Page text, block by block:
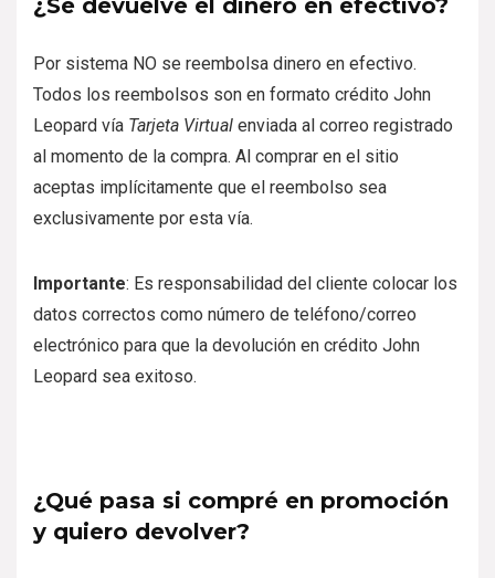
¿Se devuelve el dinero en efectivo?
Por sistema NO se reembolsa dinero en efectivo.
Todos los reembolsos son en formato crédito John
Leopard vía Tarjeta Virtual enviada al correo registrado
al momento de la compra. Al comprar en el sitio
aceptas implícitamente que el reembolso sea
exclusivamente por esta vía.
Importante: Es responsabilidad del cliente colocar los
datos correctos como número de teléfono/correo
electrónico para que la devolución en crédito John
Leopard sea exitoso.
¿Qué pasa si compré en promoción
y quiero devolver?